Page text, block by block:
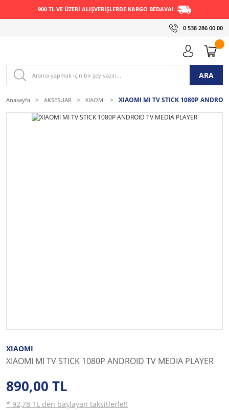
900 TL VE ÜZERİ ALIŞVERİŞLERDE KARGO BEDAVA!
0 538 286 00 00
ARA
Anasayfa AKSESUAR XIAOMI XIAOMI MI TV STICK 1080P
XIAOMI
XIAOMI MI TV STICK 1080P ANDROID TV MEDIA PLAYER
890,00 TL
* 92,78 TL den başlayan taksitlerle!!